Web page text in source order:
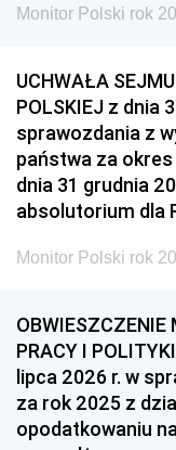
Monitor Polski rok
UCHWAŁA
POLSKIEJ z dnia
sprawozdania z
państwa za
dnia 31 grudnia
absolutorium dla
Monitor Polski rok
OBWIESZCZENIE
PRACY I
lipca 2026 r. w
za rok 2025 z
opodatkowaniu